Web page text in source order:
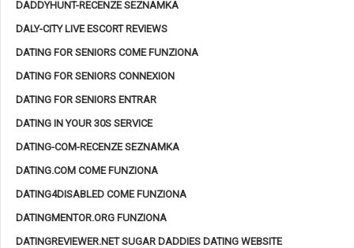
DADDYHUNT-RECENZE SEZNAMKA
DALY-CITY LIVE ESCORT REVIEWS
DATING FOR SENIORS COME FUNZIONA
DATING FOR SENIORS CONNEXION
DATING FOR SENIORS ENTRAR
DATING IN YOUR 30S SERVICE
DATING-COM-RECENZE SEZNAMKA
DATING.COM COME FUNZIONA
DATING4DISABLED COME FUNZIONA
DATINGMENTOR.ORG FUNZIONA
DATINGREVIEWER.NET SUGAR DADDIES DATING WEBSITE